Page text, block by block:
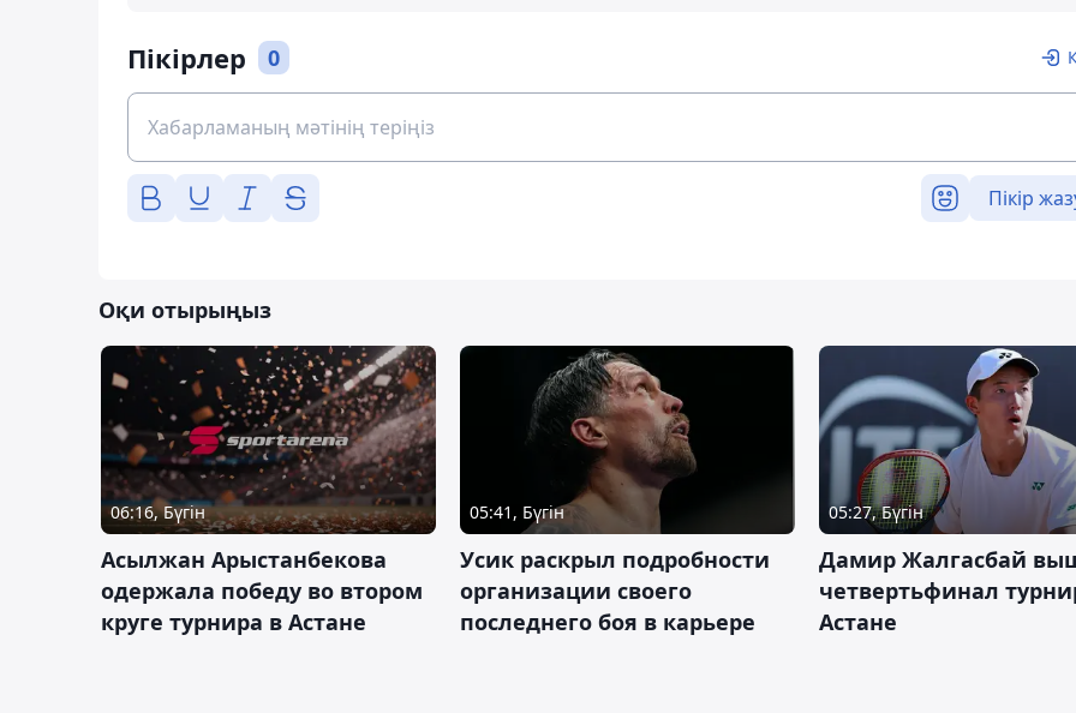
Пікірлер 0
Пікір
Оқи отырыңыз
06:16, Бүгін
Асылжан Арыстанбекова
одержала победу во втором
круге турнира в Астане
05:41, Бүгін
Усик раскрыл подробности
организации своего
последнего боя в карьере
05:27, Бүгін
Дамир Жалгасбай
четвертьфинал
Астане